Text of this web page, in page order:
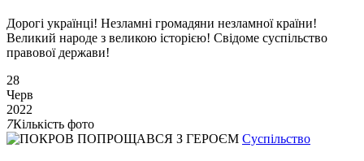
Дорогі українці! Незламні громадяни незламної країни!
Великий народе з великою історією! Свідоме суспільство
правової держави!
28
Черв
2022
7Кількість фото
Суспільство